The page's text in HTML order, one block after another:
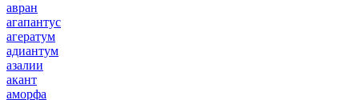
авран
агапантус
агератум
адиантум
азалии
акант
аморфа